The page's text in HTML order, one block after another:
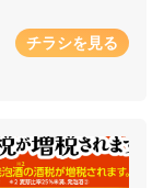
チラシを見る